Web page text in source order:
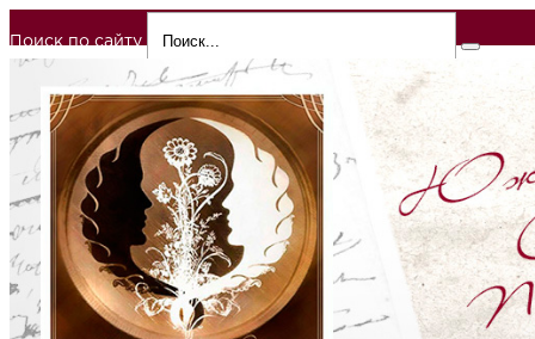
Поиск по сайту